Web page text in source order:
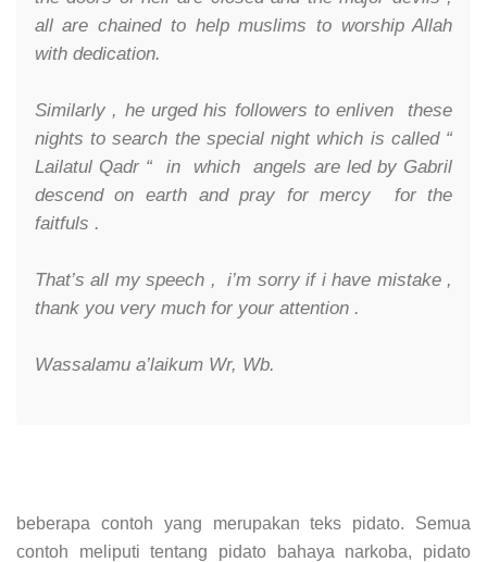
all are chained to help muslims to worship Allah
with dedication.
Similarly , he urged his followers to enliven these
nights to search the special night which is called “
Lailatul Qadr “ in which angels are led by Gabril
descend on earth and pray for mercy for the
faitfuls .
That’s all my speech , i’m sorry if i have mistake ,
thank you very much for your attention .
Wassalamu a’laikum Wr, Wb.
beberapa contoh yang merupakan teks pidato. Semua
contoh meliputi tentang pidato bahaya narkoba, pidato